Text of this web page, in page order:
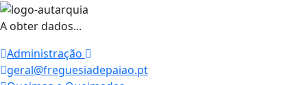
A obter dados...
Administração
geral@freguesiadepaiao.pt